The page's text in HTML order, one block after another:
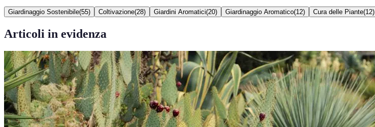
Giardinaggio Sostenibile(55) Coltivazione(28) Giardini Aromatici(20) Giardinaggio Aromatico(12) Cura delle Piante(12)
Articoli in evidenza